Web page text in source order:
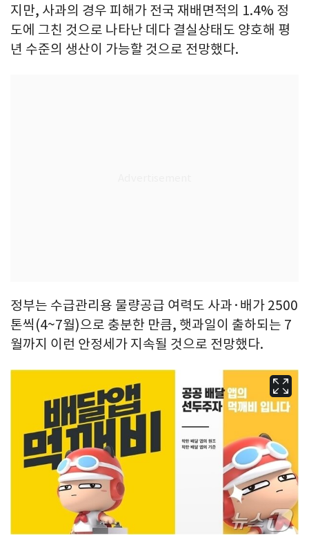
지만, 사과의 경우 피해가 전국 재배면적의 1.4% 정
도에 그친 것으로 나타난 데다 결실상태도 양호해 평
년 수준의 생산이 가능할 것으로 전망했다.
정부는 수급관리용 물량공급 여력도 사과·배가 2500
톤씩(4~7월)으로 충분한 만큼, 햇과일이 출하되는 7
월까지 이런 안정세가 지속될 것으로 전망했다.